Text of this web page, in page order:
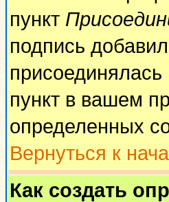
пункт
подпись
пункт в вашем
определенных
Вернуться к
Как создать